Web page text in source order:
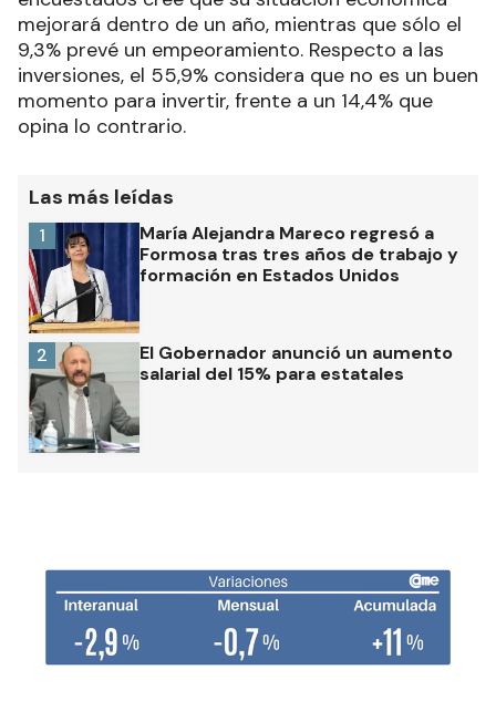
mejorará dentro de un año, mientras que sólo el
9,3% prevé un empeoramiento. Respecto a las
inversiones, el 55,9% considera que no es un buen
momento para invertir, frente a un 14,4% que
opina lo contrario.
Las más leídas
María Alejandra Mareco regresó a
Formosa tras tres años de trabajo y
formación en Estados Unidos
1
El Gobernador anunció un aumento
salarial del 15% para estatales
2